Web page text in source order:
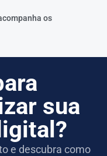
os
sua
e descubra como